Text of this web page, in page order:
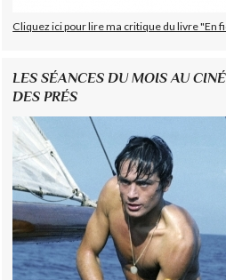
Cliquez ici pour lire ma critique du livre "En
LES SÉANCES DU MOIS AU
DES PRÉS